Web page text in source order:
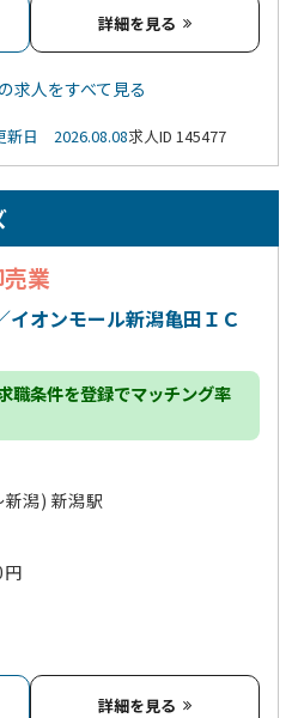
詳細を見る
求人をすべて見る
新日 2026.08.08求人ID 145477
業
オンモール新潟亀田ＩＣ
職条件を登録でマッチング率
潟) 新潟駅
詳細を見る